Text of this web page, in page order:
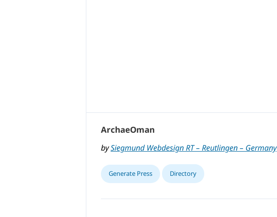
Archae­Oman
bySiegmund Webdesign RT – Reutlingen – Germany
Generate Press Directory